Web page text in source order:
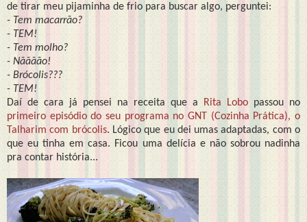
de tirar meu pijaminha de frio para buscar algo, perguntei:
- Tem macarrão?
- TEM!
- Tem molho?
- Nãããão!
- Brócolis???
- TEM!
Daí de cara já pensei na receita que a
Rita Lobo passou no
primeiro episódio do seu programa no GNT (Cozinha Prática), o
Talharim com brócolis. Lógico que eu dei umas adaptadas, com o
que eu tinha em casa. Ficou uma delícia e não sobrou nadinha
pra contar história...